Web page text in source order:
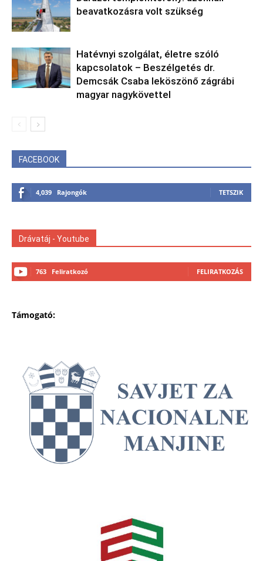
beavatkozásra volt szükség
Hatévnyi szolgálat, életre szóló
kapcsolatok – Beszélgetés dr.
Demcsák Csaba leköszönő zágrábi
magyar nagykövettel
FACEBOOK
4,039 Rajongók TETSZIK
Drávatáj - Youtube
763 Feliratkozó FELIRATKOZÁS
Támogató: